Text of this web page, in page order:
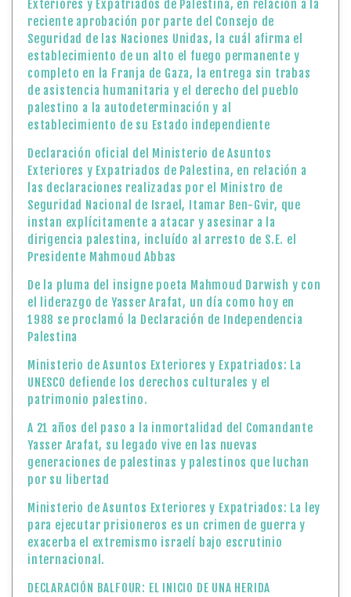
Exteriores y Expatriados de Palestina, en relación a la
reciente aprobación por parte del Consejo de
Seguridad de las Naciones Unidas, la cuál afirma el
establecimiento de un alto el fuego permanente y
completo en la Franja de Gaza, la entrega sin trabas
de asistencia humanitaria y el derecho del pueblo
palestino a la autodeterminación y al
establecimiento de su Estado independiente
Declaración oficial del Ministerio de Asuntos
Exteriores y Expatriados de Palestina, en relación a
las declaraciones realizadas por el Ministro de
Seguridad Nacional de Israel, Itamar Ben-Gvir, que
instan explícitamente a atacar y asesinar a la
dirigencia palestina, incluído al arresto de S.E. el
Presidente Mahmoud Abbas
De la pluma del insigne poeta Mahmoud Darwish y con
el liderazgo de Yasser Arafat, un día como hoy en
1988 se proclamó la Declaración de Independencia
Palestina
Ministerio de Asuntos Exteriores y Expatriados: La
UNESCO defiende los derechos culturales y el
patrimonio palestino.
A 21 años del paso a la inmortalidad del Comandante
Yasser Arafat, su legado vive en las nuevas
generaciones de palestinas y palestinos que luchan
por su libertad
Ministerio de Asuntos Exteriores y Expatriados: La ley
para ejecutar prisioneros es un crimen de guerra y
exacerba el extremismo israelí bajo escrutinio
internacional.
DECLARACIÓN BALFOUR: EL INICIO DE UNA HERIDA